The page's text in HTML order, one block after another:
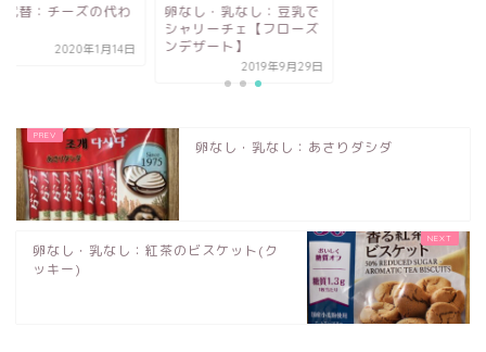
代替：チーズの代わ
2020年1月14日
卵なし・乳なし：豆乳で
シャリーチェ【フローズ
ンデザート】
2019年9月29日
卵なし・乳なし：あさりダシダ
卵なし・乳なし：紅茶のビスケット(ク
ッキー)